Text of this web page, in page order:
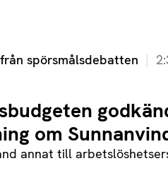
spörsmålsdebatten
om
annat till